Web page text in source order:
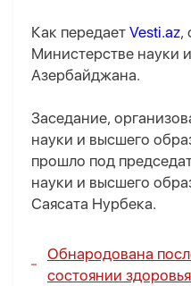
Как передает Vesti.az,
Министерстве науки
Азербайджана.
Заседание,
науки и высшего
прошло под
науки и высшего
Саясата Нурбека.
Обнародована
состоянии